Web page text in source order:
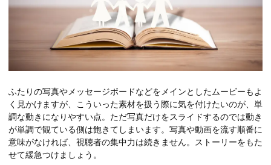
ふたりの写真やメッセージボードなどをメインとしたムービーもよ
く見かけますが、こういった素材を扱う際に気を付けたいのが、単
調な動きになりやすい点。ただ写真だけをスライドするのでは動き
が単調で観ている側は飽きてしまいます。写真や動画を流す順番に
意味がなければ、視聴者の集中力は続きません。ストーリーをもた
せて緩急つけましょう。